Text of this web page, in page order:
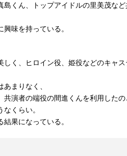
くん、トップアイドルの里美茂な
味を持っている。
く、ヒロイン役、姫役などのキャ
まりなく、
共演者の端役の間進くんを利用した
くらい。
果になっている。